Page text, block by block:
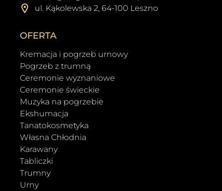
ul. Kąkolewska 2, 64-100 Leszno
OFERTA
Kremacja i pogrzeb urnowy
Pogrzeb z trumną
Ceremonie wyznaniowe
Ceremonie świeckie
Muzyka na pogrzebie
Ekshumacja
Tanatokosmetyka
Własna Chłodnia
Karawany
Tabliczki
Trumny
Urny